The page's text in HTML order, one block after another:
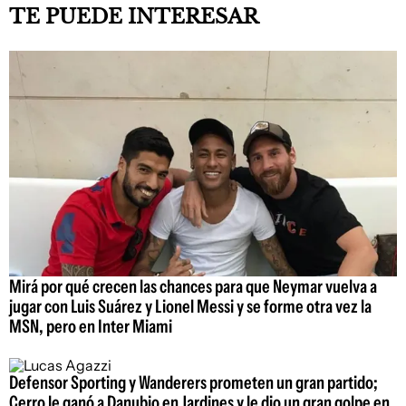
TE PUEDE INTERESAR
Mirá por qué crecen las chances para que Neymar vuelva a
jugar con Luis Suárez y Lionel Messi y se forme otra vez la
MSN, pero en Inter Miami
Defensor Sporting y Wanderers prometen un gran partido;